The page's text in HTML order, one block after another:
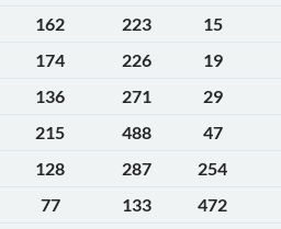
162 223
15
174 226
19
136 271
29
215 488
47
128 287
254
77 133
472